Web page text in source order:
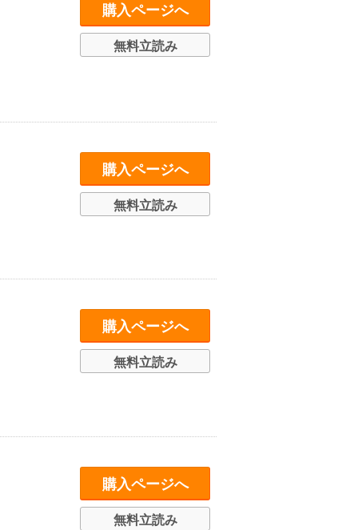
購入ページへ
無料立読み
購入ページへ
無料立読み
購入ページへ
無料立読み
購入ページへ
無料立読み